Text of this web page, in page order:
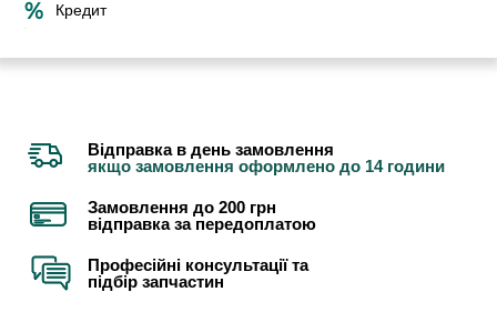
Кредит
Відправка в день замовлення
якщо замовлення оформлено до 14 години
Замовлення до 200 грн
відправка за передоплатою
Професійні консультації та
підбір запчастин